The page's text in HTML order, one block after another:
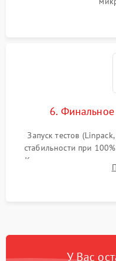
6. Финальное
Запуск тестов
стабильности при
Контроль
троттлинга и
У Вас